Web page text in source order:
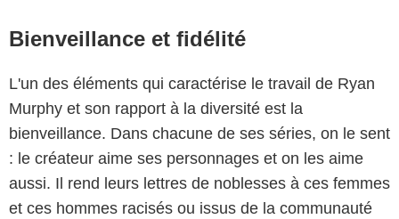
Bienveillance et fidélité
L'un des éléments qui caractérise le travail de Ryan
Murphy et son rapport à la diversité est la
bienveillance. Dans chacune de ses séries, on le sent
: le créateur aime ses personnages et on les aime
aussi. Il rend leurs lettres de noblesses à ces femmes
et ces hommes racisés ou issus de la communauté